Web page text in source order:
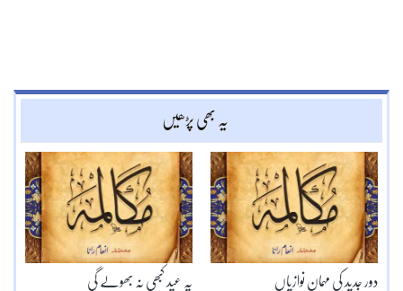
یہ بھی پڑھیں
یہ عید کبھی نہ بھولے گی دور جدید کی مہمان نوازیاں